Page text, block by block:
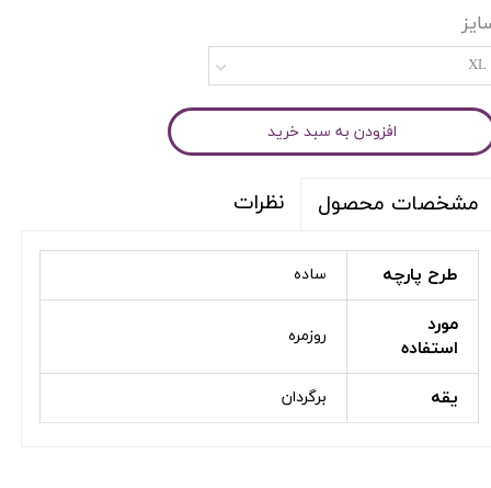
XL
افزودن به سبد خرید
مشخصات محصول نظرات
طرح پارچه ساده
مورد
استفاده
روزمره
یقه برگردان